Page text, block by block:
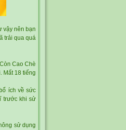
vậy nên bạn
trải qua quá
CaoChè
Mất 18 tiếng
ích về sức
trước khi sử
sử dụng